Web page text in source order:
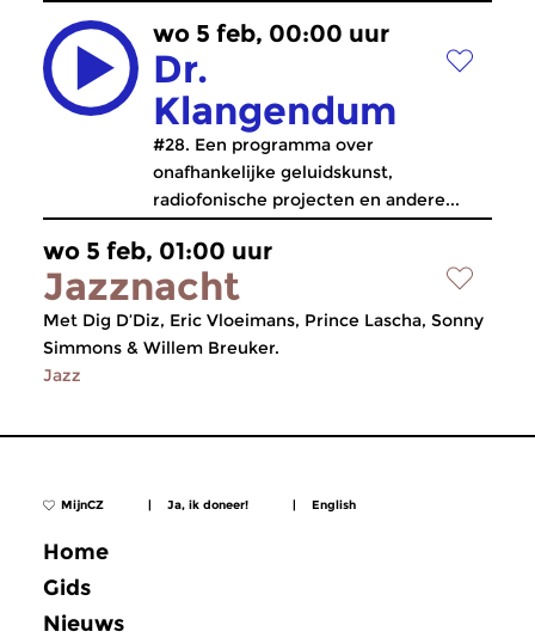
wo 5 feb, 00:00 uur
Dr.
Klangendum
#28. Een programma over
onafhankelijke geluidskunst,
radiofonische projecten en andere...
wo 5 feb, 01:00 uur
Jazznacht
Met Dig D’Diz, Eric Vloeimans, Prince Lascha, Sonny
Simmons & Willem Breuker.
Jazz
MijnCZ | Ja, ik doneer! | English
Home
Gids
Nieuws